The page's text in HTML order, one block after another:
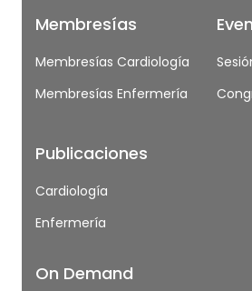
Membresías
Membresías Cardiología
Membresías Enfermería
Publicaciones
Cardiología
Enfermería
On Demand